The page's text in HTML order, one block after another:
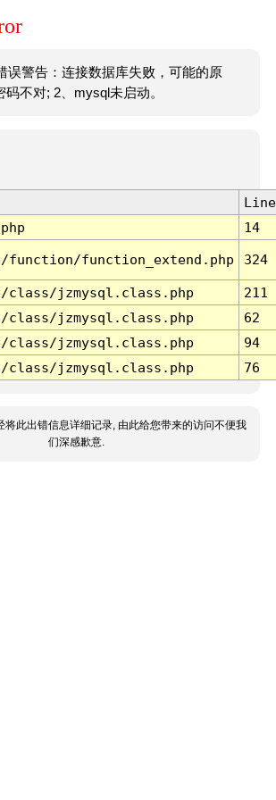
误警告：连接数据库失败，可能的原
码不对; 2、mysql未启动。
Line
14
function/function_extend.php 324
class/jzmysql.class.php
211
class/jzmysql.class.php
62
class/jzmysql.class.php
94
class/jzmysql.class.php 76
将此出错信息详细记录, 由此给您带来的访问不便我
们深感歉意.